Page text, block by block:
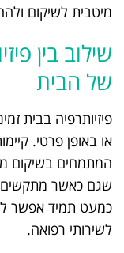
מיטבית לשיקום
שילוב בין
של הבית
פיזיותרפיה בבית
או באופן פרטי.
המתמחים בשיקום
שגם כאשר מתקשים
כמעט תמיד אפשר
לשירותי רפואה.